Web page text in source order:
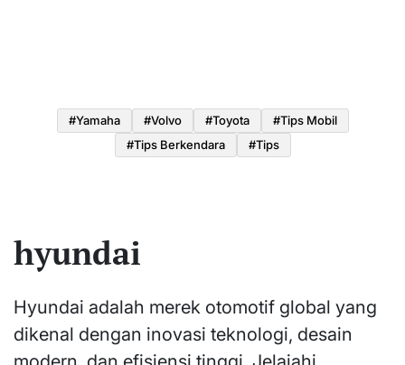
#yamaha #volvo #toyota
#tips Mobil
#tips Berkendara
#tips
hyundai
Hyundai adalah merek otomotif global yang
dikenal dengan inovasi teknologi, desain